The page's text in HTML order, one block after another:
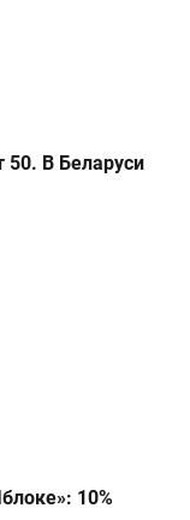
50. В Беларуси
10%